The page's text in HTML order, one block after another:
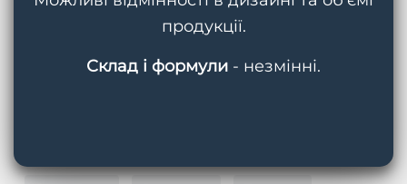
Догляд За Шкірою
Догляд За Шкірою Навколо Очей
продукції.
Склад і формули - незмінні.